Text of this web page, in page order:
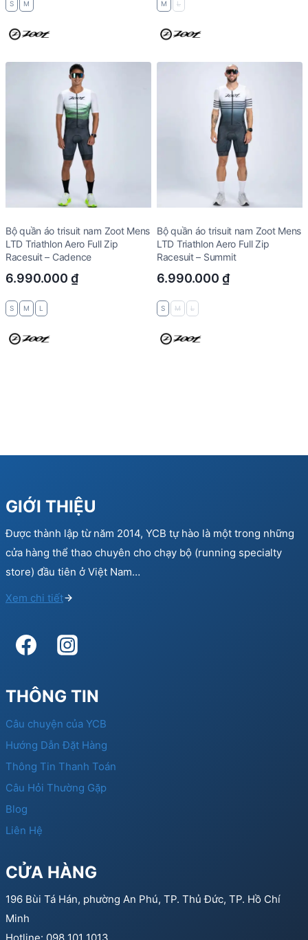
S M M L
Bộ quần áo trisuit nam Zoot Mens
LTD Triathlon Aero Full Zip
Racesuit – Cadence
6.990.000 ₫
S M L
Bộ quần áo trisuit nam Zoot Mens
LTD Triathlon Aero Full Zip
Racesuit – Summit
6.990.000 ₫
S M L
GIỚI THIỆU
Được thành lập từ năm 2014, YCB tự hào là một trong những
cửa hàng thể thao chuyên cho chạy bộ (running specialty
store) đầu tiên ở Việt Nam…
Xem chi tiết
THÔNG TIN
Câu chuyện của YCB
Hướng Dẫn Đặt Hàng
Thông Tin Thanh Toán
Câu Hỏi Thường Gặp
Blog
Liên Hệ
CỬA HÀNG
196 Bùi Tá Hán, phường An Phú, TP. Thủ Đức, TP. Hồ Chí
Minh